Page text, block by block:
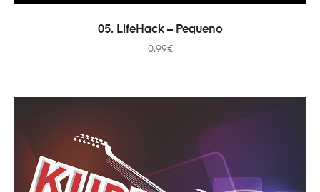
IN DEN WARENKORB
05. LifeHack – Pequeno
0.99€